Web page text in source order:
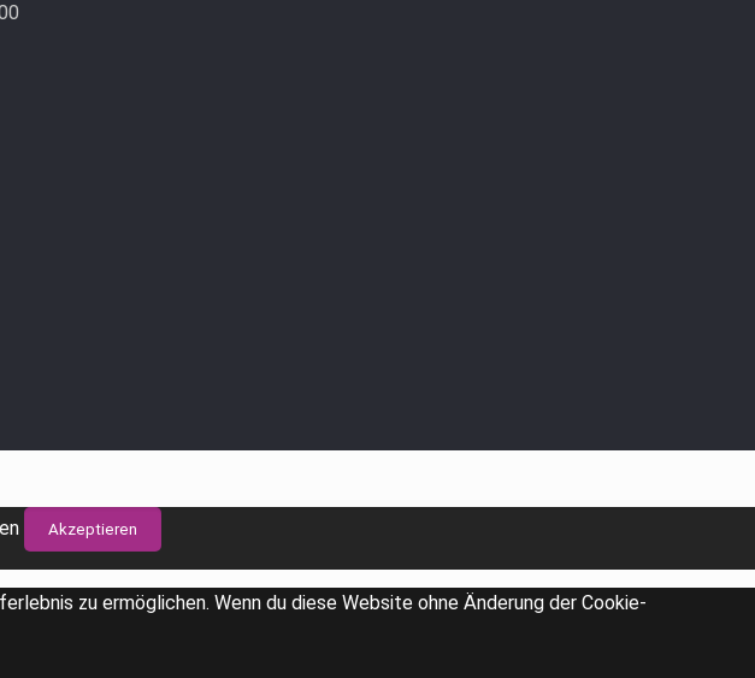
Akzeptieren
zu ermöglichen. Wenn du diese Website ohne Änderung der Cookie-